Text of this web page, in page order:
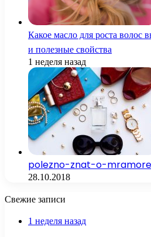
Какое масло для роста волос
и полезные свойства
1 неделя назад
polezno-znat-o-mramore
28.10.2018
Свежие записи
1 неделя назад